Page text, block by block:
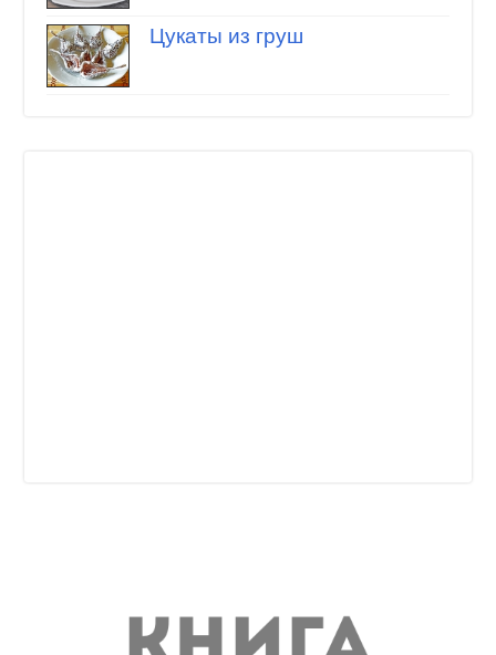
Цукаты из груш